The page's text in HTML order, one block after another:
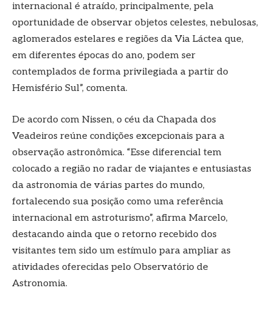
internacional é atraído, principalmente, pela
oportunidade de observar objetos celestes, nebulosas,
aglomerados estelares e regiões da Via Láctea que,
em diferentes épocas do ano, podem ser
contemplados de forma privilegiada a partir do
Hemisfério Sul”, comenta.
De acordo com Nissen, o céu da Chapada dos
Veadeiros reúne condições excepcionais para a
observação astronômica. “Esse diferencial tem
colocado a região no radar de viajantes e entusiastas
da astronomia de várias partes do mundo,
fortalecendo sua posição como uma referência
internacional em astroturismo”, afirma Marcelo,
destacando ainda que o retorno recebido dos
visitantes tem sido um estímulo para ampliar as
atividades oferecidas pelo Observatório de
Astronomia.